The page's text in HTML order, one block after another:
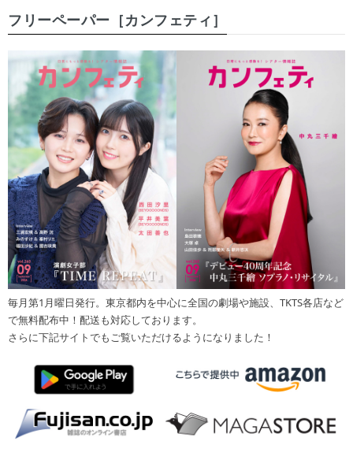
フリーペーパー［カンフェティ］
毎月第1月曜日発行。東京都内を中心に全国の劇場や施設、TKTS各店など
で無料配布中！配送も対応しております。
さらに下記サイトでもご覧いただけるようになりました！